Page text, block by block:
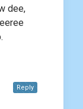
dee,
Reply